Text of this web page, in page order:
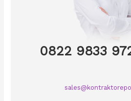
0822 9833